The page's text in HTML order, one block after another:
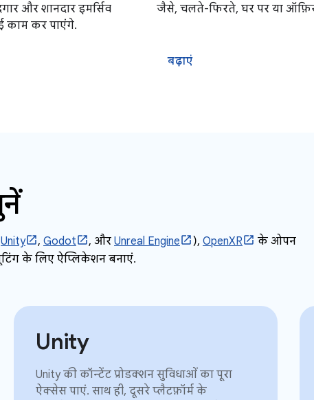
और शानदार इमर्सिव
काम कर पाएंगे.
जैसे, चलते-फिरते, घर पर या
बढ़ाएं
Unity , Godot , और Unreal Engine ), OpenXR
के ओपन
के लिए ऐप्लिकेशन बनाएं.
Unity
Unity की कॉन्टेंट प्रोडक्शन सुविधाओं का पूरा
ऐक्सेस पाएं. साथ ही, दूसरे प्लैटफ़ॉर्म के